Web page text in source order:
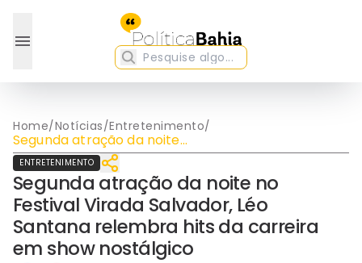
Home/Notícias/Entretenimento/
Segunda atração da noite
no Festival Virada Salvador,
Léo Santana relembra hits
da carreira em show
nostálgico
ENTRETENIMENTO
Segunda atração da noite no
Festival Virada Salvador, Léo
Santana relembra hits da carreira
em show nostálgico